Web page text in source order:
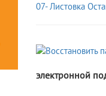
07- Листовка
электронной